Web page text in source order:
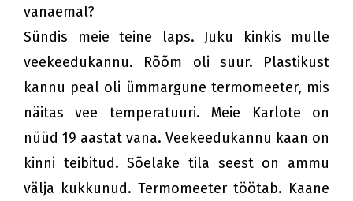
vanaemal?
Sündis meie teine laps. Juku kinkis mulle
veekeedukannu. Rõõm oli suur. Plastikust
kannu peal oli ümmargune termomeeter, mis
näitas vee temperatuuri. Meie Karlote on
nüüd 19 aastat vana. Veekeedukannu kaan on
kinni teibitud. Sõelake tila seest on ammu
välja kukkunud. Termomeeter töötab. Kaane